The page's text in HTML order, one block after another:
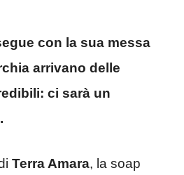
con la sua messa
arrivano delle
ci sarà un
Terra Amara, la soap